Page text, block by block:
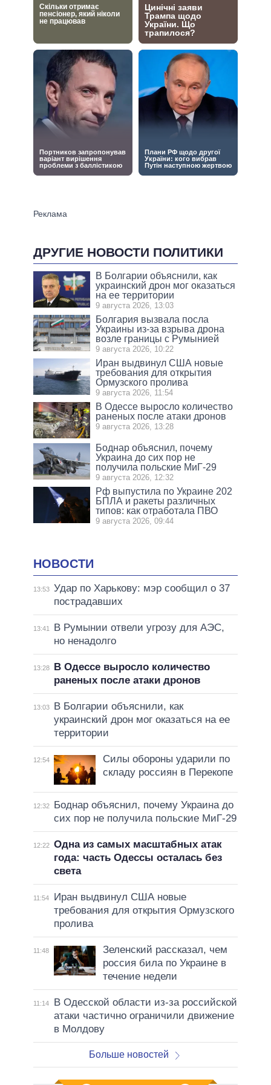
ДРУГИЕ НОВОСТИ ПОЛИТИКИ
В Болгарии объяснили, как
украинский дрон мог оказаться
на ее территории
9 августа 2026, 13:03
Болгария вызвала посла
Украины из-за взрыва дрона
возле границы с Румынией
9 августа 2026, 10:22
Иран выдвинул США новые
требования для открытия
Ормузского пролива
9 августа 2026, 11:54
В Одессе выросло количество
раненых после атаки дронов
9 августа 2026, 13:28
Боднар объяснил, почему
Украина до сих пор не
получила польские МиГ-29
9 августа 2026, 12:32
Рф выпустила по Украине 202
БПЛА и ракеты различных
типов: как отработала ПВО
9 августа 2026, 09:44
НОВОСТИ
13:53 Удар по Харькову: мэр сообщил о 37
пострадавших
13:41
В Румынии отвели угрозу для АЭС,
но ненадолго
13:28
В Одессе выросло количество
раненых после атаки дронов
13:03
В Болгарии объяснили, как
украинский дрон мог оказаться на ее
территории
12:54
Силы обороны ударили по
складу россиян в Перекопе
12:32
Боднар объяснил, почему Украина до
сих пор не получила польские МиГ-29
12:22 Одна из самых масштабных атак
года: часть Одессы осталась без
света
11:54
Иран выдвинул США новые
требования для открытия Ормузского
пролива
11:48
Зеленский рассказал, чем
россия била по Украине в
течение недели
11:14
В Одесской области из-за российской
атаки частично ограничили движение
в Молдову
Больше новостей